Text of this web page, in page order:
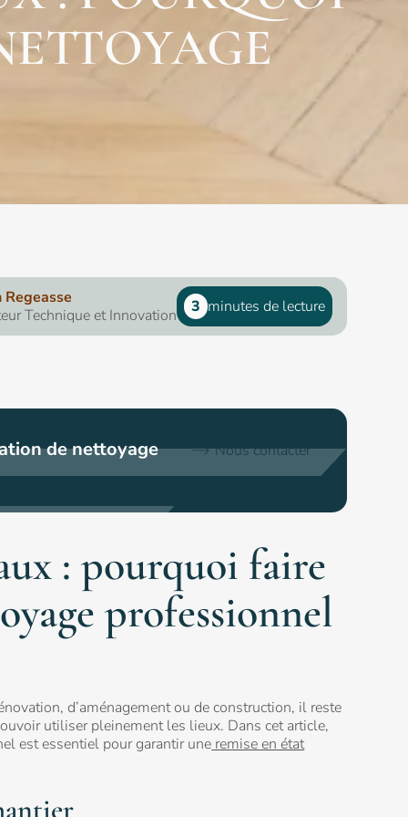
Regeasse
Technique et Innovation
3 minutes de lecture
de nettoyage Nous contacter
: pourquoi faire
professionnel
d’aménagement ou de construction, il reste
utiliser pleinement les lieux. Dans cet article,
est essentiel pour garantir une remise en état